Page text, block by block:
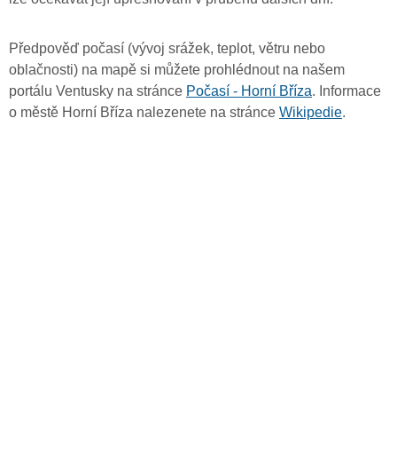
Předpověď počasí (vývoj srážek, teplot, větru nebo
oblačnosti) na mapě si můžete prohlédnout na našem
portálu Ventusky na stránce Počasí - Horní Bříza. Informace
o městě Horní Bříza nalezenete na stránce Wikipedie.